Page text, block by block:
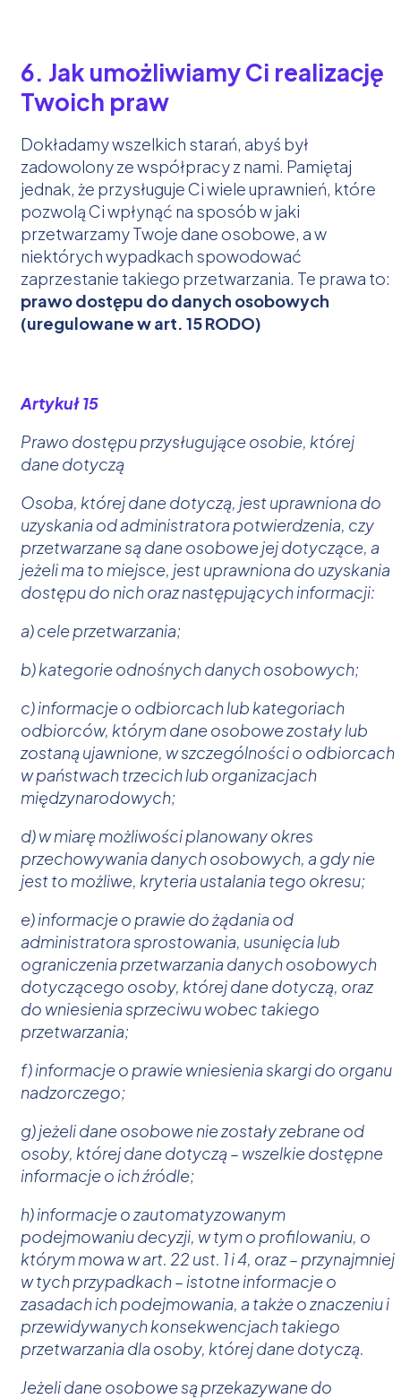
6. Jak umożliwiamy Ci realizację
Twoich praw
Dokładamy wszelkich starań, abyś był
zadowolony ze współpracy z nami. Pamiętaj
jednak, że przysługuje Ci wiele uprawnień, które
pozwolą Ci wpłynąć na sposób w jaki
przetwarzamy Twoje dane osobowe, a w
niektórych wypadkach spowodować
zaprzestanie takiego przetwarzania. Te prawa to:
prawo dostępu do danych osobowych
(uregulowane w art. 15 RODO)
Artykuł 15
Prawo dostępu przysługujące osobie, której
dane dotyczą
Osoba, której dane dotyczą, jest uprawniona do
uzyskania od administratora potwierdzenia, czy
przetwarzane są dane osobowe jej dotyczące, a
jeżeli ma to miejsce, jest uprawniona do uzyskania
dostępu do nich oraz następujących informacji:
a) cele przetwarzania;
b) kategorie odnośnych danych osobowych;
c) informacje o odbiorcach lub kategoriach
odbiorców, którym dane osobowe zostały lub
zostaną ujawnione, w szczególności o odbiorcach
w państwach trzecich lub organizacjach
międzynarodowych;
d) w miarę możliwości planowany okres
przechowywania danych osobowych, a gdy nie
jest to możliwe, kryteria ustalania tego okresu;
e) informacje o prawie do żądania od
administratora sprostowania, usunięcia lub
ograniczenia przetwarzania danych osobowych
dotyczącego osoby, której dane dotyczą, oraz
do wniesienia sprzeciwu wobec takiego
przetwarzania;
f) informacje o prawie wniesienia skargi do organu
nadzorczego;
g) jeżeli dane osobowe nie zostały zebrane od
osoby, której dane dotyczą – wszelkie dostępne
informacje o ich źródle;
h) informacje o zautomatyzowanym
podejmowaniu decyzji, w tym o profilowaniu, o
którym mowa w art. 22 ust. 1 i 4, oraz – przynajmniej
w tych przypadkach – istotne informacje o
zasadach ich podejmowania, a także o znaczeniu i
przewidywanych konsekwencjach takiego
przetwarzania dla osoby, której dane dotyczą.
Jeżeli dane osobowe są przekazywane do